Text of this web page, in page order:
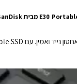
מבית SanDisk